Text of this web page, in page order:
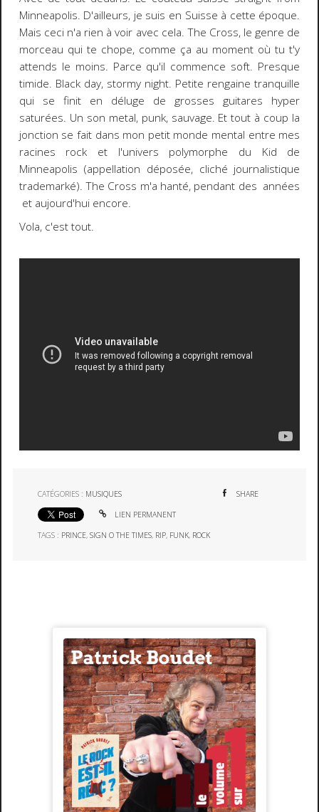
Minneapolis. D'ailleurs, je suis en Suisse à cette époque.
Mais ceci n'a rien à voir avec cela. The Cross, le genre de
morceau qui te chope, comme ça au moment où tu t'y
attends le moins. Parce qu'il commence soft. Presque
timide. Black day, stormy night. Petite rengaine tranquille
qui se finit en déluge de grosses guitares hyper
saturées. Un son metal, punk, sauvage. Et tout à coup la
jonction se fait dans mon petit monde mental entre mes
racines rock et l'univers polymorphe du Kid de
Minneapolis (appellation déposée, cliché journalistique
trademarké). The Cross m'a hanté, pendant des années
et aujourd'hui encore.
Vola, c'est tout.
CATÉGORIES : MUSIQUES SHARE
LIEN PERMANENT
TAGS : PRINCE,SIGN O THE TIMES, RIP, FUNK, ROCK